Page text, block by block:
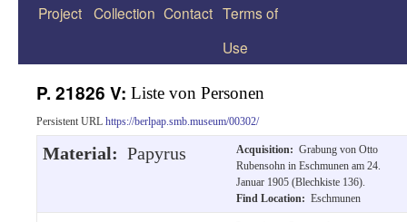
Zum
Project Collection Contact Terms of
Use
P. 21826 V: Liste von Personen
Persistent URL https://berlpap.smb.museum/00302/
Material: Papyrus Acquisition: Grabung von Otto
Rubensohn in Eschmunen am 24.
Januar 1905 (Blechkiste 136).
Find Location: Eschmunen